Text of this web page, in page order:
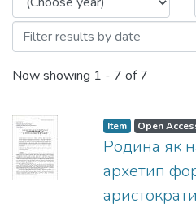
Now showing 1 - 7 of 7
Item Open
Родина як
архетип